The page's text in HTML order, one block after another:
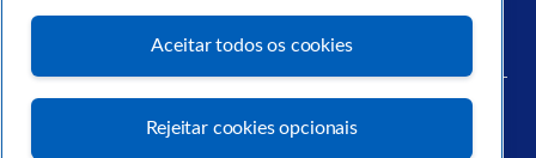
Aceitar todos os cookies
Rejeitar cookies opcionais